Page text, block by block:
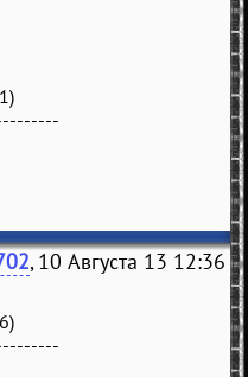
, 10 Августа 13 12:36